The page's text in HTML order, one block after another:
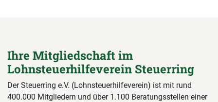
Ihre Mitgliedschaft im
Lohnsteuerhilfeverein Steuerring
Der Steuerring e.V. (Lohnsteuerhilfeverein) ist mit rund
400.000 Mitgliedern und über 1.100 Beratungsstellen einer